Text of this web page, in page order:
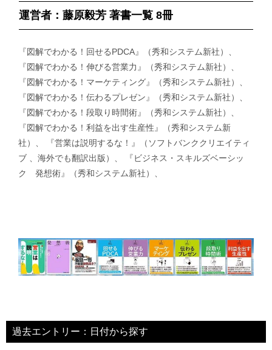
運営者：藤原毅芳 著書一覧 8冊
『図解でわかる！回せるPDCA』（秀和システム新社）、
『図解でわかる！伸びる営業力』（秀和システム新社）、
『図解でわかる！マーケティング』（秀和システム新社）、
『図解でわかる！伝わるプレゼン』（秀和システム新社）、
『図解でわかる！段取り時間術』（秀和システム新社）、
『図解でわかる！利益を出す生産性』（秀和システム新
社）、 『営業は説明するな！』（ソフトバンククリエイティ
ブ 、海外でも翻訳出版）、 『ビジネス・スキルズベーシッ
ク 発想術』（秀和システム新社）、
過去エントリー：日付から探す